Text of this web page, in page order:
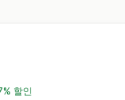
할인